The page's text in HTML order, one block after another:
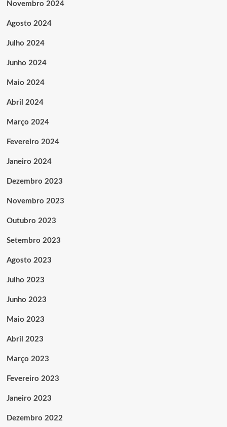
Novembro 2024
Agosto 2024
Julho 2024
Junho 2024
Maio 2024
Abril 2024
Março 2024
Fevereiro 2024
Janeiro 2024
Dezembro 2023
Novembro 2023
Outubro 2023
Setembro 2023
Agosto 2023
Julho 2023
Junho 2023
Maio 2023
Abril 2023
Março 2023
Fevereiro 2023
Janeiro 2023
Dezembro 2022